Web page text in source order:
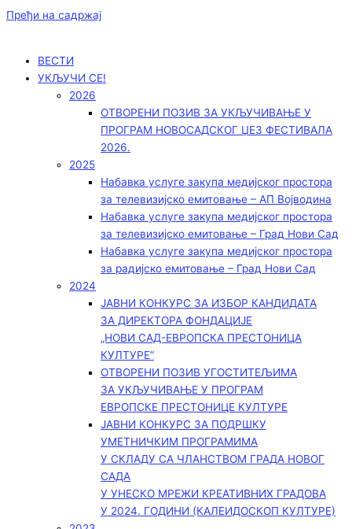
Пређи на садржај
ВЕСТИ
УКЉУЧИ СЕ!
2026
ОТВОРЕНИ ПОЗИВ ЗА УКЉУЧИВАЊЕ У
ПРОГРАМ НОВОСАДСКОГ ЏЕЗ ФЕСТИВАЛА
2026.
2025
Набавка услуге закупа медијског простора
за телевизијско емитовање – АП Војводинa
Набавка услуге закупа медијског простора
за телевизијско емитовање – Град Нови Сад
Набавка услуге закупа медијског простора
за радијско емитовање – Град Нови Сад
2024
ЈАВНИ КОНКУРС ЗА ИЗБОР КАНДИДАТА
ЗА ДИРЕКТОРА ФОНДАЦИЈЕ
„НОВИ САД-ЕВРОПСКА ПРЕСТОНИЦА
КУЛТУРЕ“
ОТВОРЕНИ ПОЗИВ УГОСТИТЕЉИМА
ЗА УКЉУЧИВАЊЕ У ПРОГРАМ
ЕВРОПСКЕ ПРЕСТОНИЦЕ КУЛТУРЕ
ЈАВНИ КОНКУРС ЗА ПОДРШКУ
УМЕТНИЧКИМ ПРОГРАМИМА
У СКЛАДУ СА ЧЛАНСТВОМ ГРАДА НОВОГ
САДА
У УНЕСКО МРЕЖИ КРЕАТИВНИХ ГРАДОВА
У 2024. ГОДИНИ (КАЛЕИДОСКОП КУЛТУРЕ)